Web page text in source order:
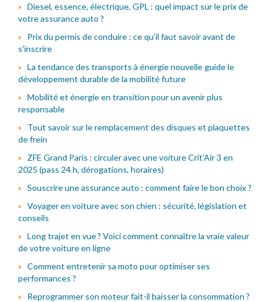
Diesel, essence, électrique, GPL : quel impact sur le prix de
votre assurance auto ?
Prix du permis de conduire : ce qu'il faut savoir avant de
s'inscrire
La tendance des transports à énergie nouvelle guide le
développement durable de la mobilité future
Mobilité et énergie en transition pour un avenir plus
responsable
Tout savoir sur le remplacement des disques et plaquettes
de frein
ZFE Grand Paris : circuler avec une voiture Crit'Air 3 en
2025 (pass 24 h, dérogations, horaires)
Souscrire une assurance auto : comment faire le bon choix ?
Voyager en voiture avec son chien : sécurité, législation et
conseils
Long trajet en vue ? Voici comment connaître la vraie valeur
de votre voiture en ligne
Comment entretenir sa moto pour optimiser ses
performances ?
Reprogrammer son moteur fait-il baisser la consommation ?